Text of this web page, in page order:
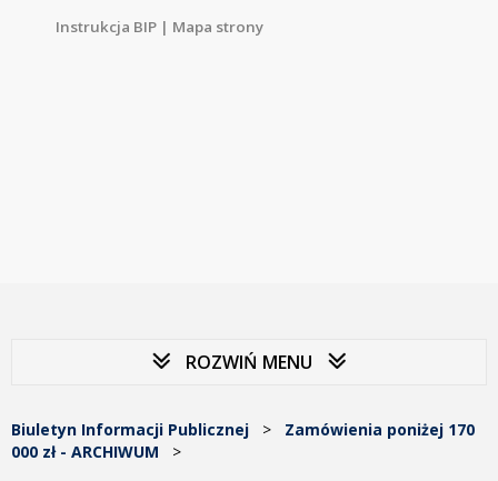
Instrukcja BIP | Mapa strony
ROZWIŃ MENU
Biuletyn Informacji Publicznej > Zamówienia poniżej 170
000 zł - ARCHIWUM >